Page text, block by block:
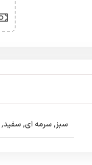
سبز, سرمه ای, سفید,